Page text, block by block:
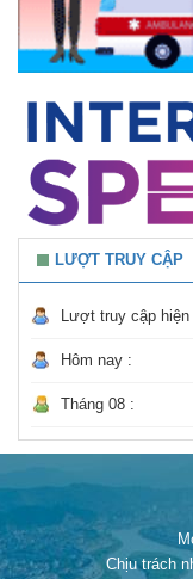
LƯỢT TRUY CẬP
Lượt truy cập hiện
Hôm nay :
Tháng 08 :
Chịu trách